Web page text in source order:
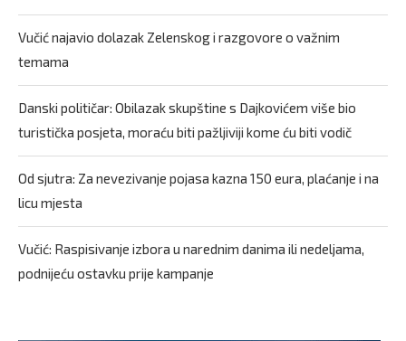
Vučić najavio dolazak Zelenskog i razgovore o važnim
temama
Danski političar: Obilazak skupštine s Dajkovićem više bio
turistička posjeta, moraću biti pažljiviji kome ću biti vodič
Od sjutra: Za nevezivanje pojasa kazna 150 eura, plaćanje i na
licu mjesta
Vučić: Raspisivanje izbora u narednim danima ili nedeljama,
podnijeću ostavku prije kampanje